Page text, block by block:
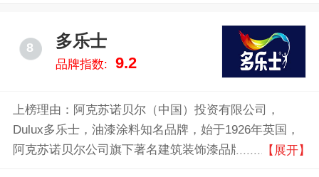
8 多乐士
品牌指数: 9.2
上榜理由：阿克苏诺贝尔（中国）投资有限公司，
Dulux多乐士，油漆涂料知名品牌，始于1926年英国，
阿克苏诺贝尔公司旗下著名建筑装饰漆品牌，主打乳胶
【展开】